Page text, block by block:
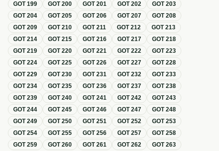
GOT199 GOT200 GOT201 GOT202 GOT203
GOT204 GOT205 GOT206 GOT207 GOT208
GOT209 GOT210 GOT211 GOT212 GOT213
GOT214 GOT215 GOT216 GOT217 GOT218
GOT219 GOT220 GOT221 GOT222 GOT223
GOT224 GOT225 GOT226 GOT227 GOT228
GOT229 GOT230 GOT231 GOT232 GOT233
GOT234 GOT235 GOT236 GOT237 GOT238
GOT239 GOT240 GOT241 GOT242 GOT243
GOT244 GOT245 GOT246 GOT247 GOT248
GOT249 GOT250 GOT251 GOT252 GOT253
GOT254 GOT255 GOT256 GOT257 GOT258
GOT259 GOT260 GOT261 GOT262 GOT263